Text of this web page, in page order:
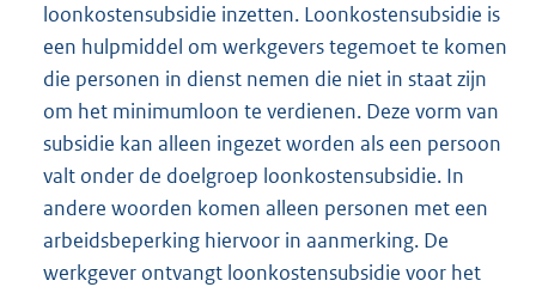
loonkostensubsidie inzetten. Loonkostensubsidie is
een hulpmiddel om werkgevers tegemoet te komen
die personen in dienst nemen die niet in staat zijn
om het minimumloon te verdienen. Deze vorm van
subsidie kan alleen ingezet worden als een persoon
valt onder de doelgroep loonkostensubsidie. In
andere woorden komen alleen personen met een
arbeidsbeperking hiervoor in aanmerking. De
werkgever ontvangt loonkostensubsidie voor het